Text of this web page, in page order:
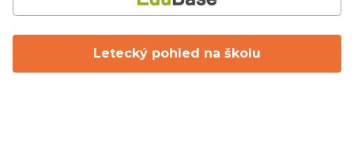
Letecký pohled na školu